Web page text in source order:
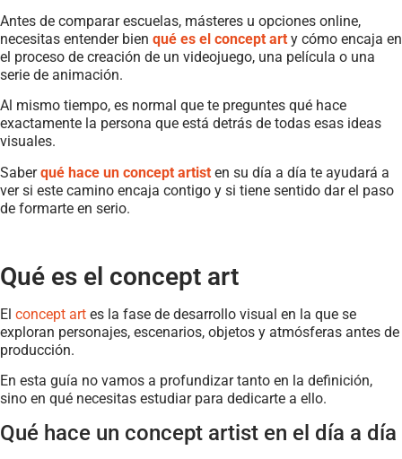
Antes de comparar escuelas, másteres u opciones online,
necesitas entender bien qué es el concept art y cómo encaja en
el proceso de creación de un videojuego, una película o una
serie de animación.
Al mismo tiempo, es normal que te preguntes qué hace
exactamente la persona que está detrás de todas esas ideas
visuales.
Saberqué hace un concept artist en su día a día te ayudará a
ver si este camino encaja contigo y si tiene sentido dar el paso
de formarte en serio.
Qué es el concept art
El concept art es la fase de desarrollo visual en la que se
exploran personajes, escenarios, objetos y atmósferas antes de
producción.
En esta guía no vamos a profundizar tanto en la definición,
sino en qué necesitas estudiar para dedicarte a ello.
Qué hace un concept artist en el día a día